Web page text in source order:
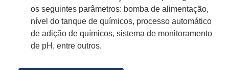
os seguintes parâmetros: bomba de alimentação,
nível do tanque de químicos, processo automático
de adição de químicos, sistema de monitoramento
de pH, entre outros.